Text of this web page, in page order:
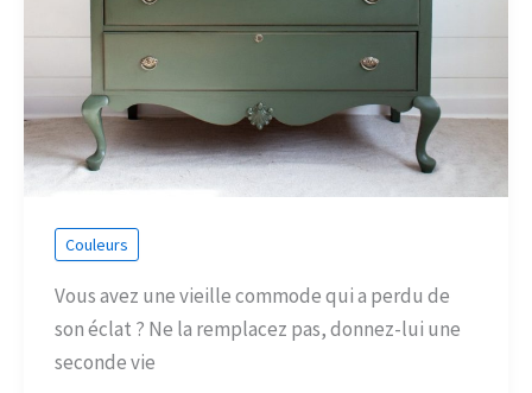
Couleurs
Vous avez une vieille commode qui a perdu de
son éclat ? Ne la remplacez pas, donnez-lui une
seconde vie